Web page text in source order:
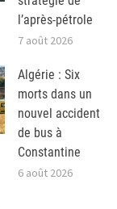
l’après-pétrole
7 août 2026
Algérie : Six
morts dans un
nouvel accident
de bus à
Constantine
6 août 2026